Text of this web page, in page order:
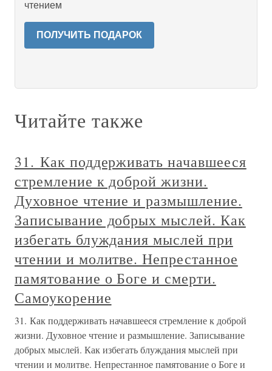
чтением
ПОЛУЧИТЬ ПОДАРОК
Читайте также
31. Как поддерживать начавшееся
стремление к доброй жизни.
Духовное чтение и размышление.
Записывание добрых мыслей. Как
избегать блуждания мыслей при
чтении и молитве. Непрестанное
памятование о Боге и смерти.
Самоукорение
31. Как поддерживать начавшееся стремление к доброй
жизни. Духовное чтение и размышление. Записывание
добрых мыслей. Как избегать блуждания мыслей при
чтении и молитве. Непрестанное памятование о Боге и